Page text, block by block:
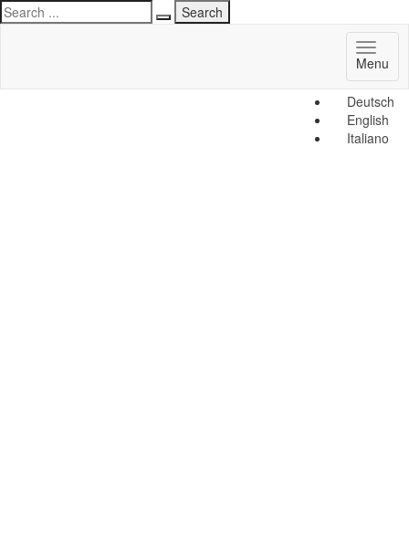
Deutsch
English
Italiano
Menu